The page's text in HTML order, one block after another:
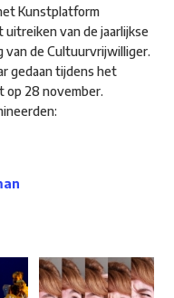
Kunstplatform
van de jaarlijkse
van de Cultuurvrijwilliger.
gedaan tijdens het
op 28 november.